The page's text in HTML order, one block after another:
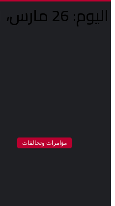
اليوم:26 مارس، 2021
مؤامرات وتحالفات